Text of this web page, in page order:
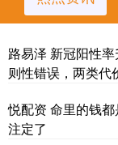
路易泽 新冠阳性
则性错误，两类代
悦配资 命里的钱
注定了